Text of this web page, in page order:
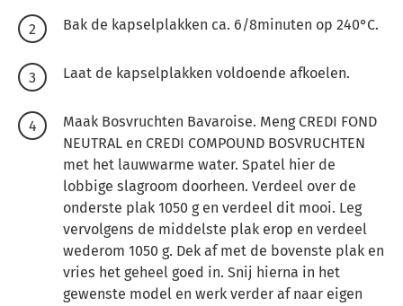
Bak de kapselplakken ca. 6/8minuten op 240°C.
Laat de kapselplakken voldoende afkoelen.
Maak Bosvruchten Bavaroise. Meng CREDI FOND
NEUTRAL en CREDI COMPOUND BOSVRUCHTEN
met het lauwwarme water. Spatel hier de
lobbige slagroom doorheen. Verdeel over de
onderste plak 1050 g en verdeel dit mooi. Leg
vervolgens de middelste plak erop en verdeel
wederom 1050 g. Dek af met de bovenste plak en
vries het geheel goed in. Snij hierna in het
gewenste model en werk verder af naar eigen